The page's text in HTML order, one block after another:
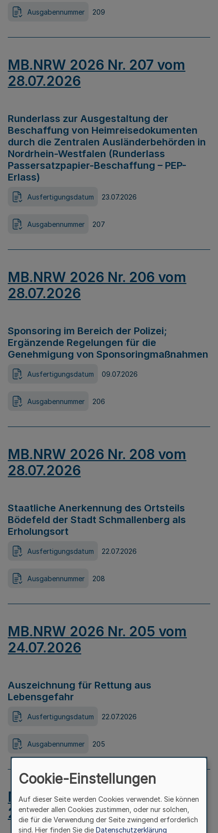
Ausgabennummer 209
MB.NRW 2026 Nr. 207 vom
28.07.2026
Runderlass zur Ausgestaltung der
Beschaffung von Heimreisedokumenten
durch die Zentralen Ausländerbehörden in
Nordrhein-Westfalen (Runderlass
Passersatzpapier-Beschaffung – PEP-
Erlass)
Ausfertigungsdatum 23.07.2026
Ausgabennummer 207
MB.NRW 2026 Nr. 206 vom
28.07.2026
Sponsoring im Bereich der Polizei;
Ergänzende Regelungen für die
Genehmigung von Sponsoringmaßnahmen
Ausfertigungsdatum 09.07.2026
Ausgabennummer 206
MB.NRW 2026 Nr. 208 vom
28.07.2026
Staatliche Anerkennung des Ortsteils
Bödefeld der Stadt Schmallenberg als
Erholungsort
Ausfertigungsdatum 22.07.2026
Ausgabennummer 208
MB.NRW 2026 Nr. 205 vom
24.07.2026
Auszeichnung für Rettung aus
Lebensgefahr
Ausfertigungsdatum 22.07.2026
Ausgabennummer 205
MB.NRW 2026 Nr. 204 vom
24.07.2026
Cookie-Einstellungen
Auf dieser Seite werden Cookies verwendet. Sie können
entweder allen Cookies zustimmen, oder nur solchen,
die für die Verwendung der Seite zwingend erforderlich
sind. Hier finden Sie die Datenschutzerklärung